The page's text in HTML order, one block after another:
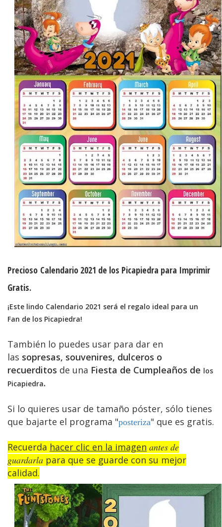
Precioso Calendario 2021 de los Picapiedra para Imprimir
Gratis.
¡Este lindo Calendario 2021 será el regalo ideal para un
Fan de los Picapiedra!
También lo puedes usar para dar en
las sopresas, souvenires, dulceros o
recuerditos de una Fiesta de Cumpleaños de los
Picapiedra.
Si lo quieres usar de tamaño póster, sólo tienes
que bajarte el programa "posteriza" que es gratis.
Recuerda hacer clic en la imagen antes de
guardarla para que se guarde con su mejor
calidad.